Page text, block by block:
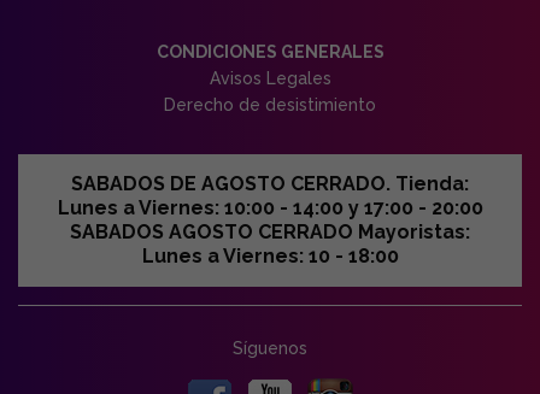
CONDICIONES GENERALES
Avisos Legales
Derecho de desistimiento
SABADOS DE AGOSTO CERRADO. Tienda:
Lunes a Viernes: 10:00 - 14:00 y 17:00 - 20:00
SABADOS AGOSTO CERRADO Mayoristas:
Lunes a Viernes: 10 - 18:00
Síguenos